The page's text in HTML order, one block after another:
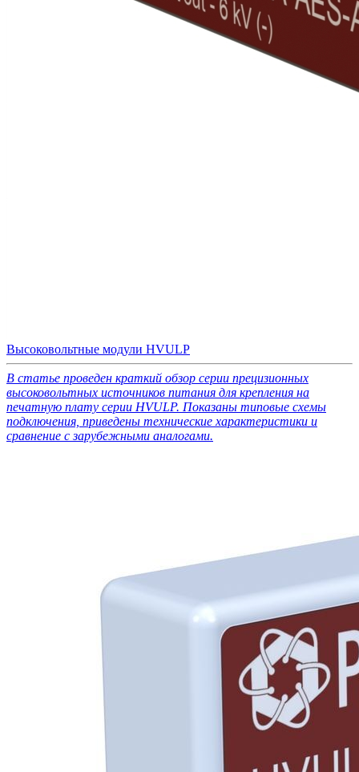
Высоковольтные модули HVULP
В статье проведен краткий обзор серии прецизионных
высоковольтных источников питания для крепления на
печатную плату серии HVULP. Показаны типовые схемы
подключения, приведены технические характеристики и
сравнение с зарубежными аналогами.